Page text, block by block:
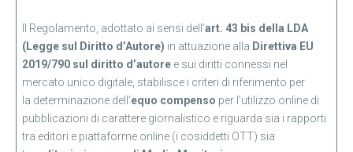
Il Regolamento, adottato ai sensi dell’art. 43 bis della LDA
(Legge sul Diritto d’Autore) in attuazione alla Direttiva EU
2019/790 sul diritto d’autore e sui diritti connessi nel
mercato unico digitale, stabilisce i criteri di riferimento per
la determinazione dell’equo compenso per l’utilizzo online di
pubblicazioni di carattere giornalistico e riguarda sia i rapporti
tra editori e piattaforme online (i cosiddetti OTT) sia